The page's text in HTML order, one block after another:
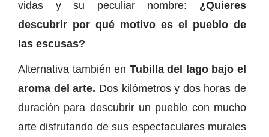
vidas y su peculiar nombre: ¿Quieres
descubrir por qué motivo es el pueblo de
las escusas?
Alternativa también en Tubilla del lago bajo el
aroma del arte. Dos kilómetros y dos horas de
duración para descubrir un pueblo con mucho
arte disfrutando de sus espectaculares murales